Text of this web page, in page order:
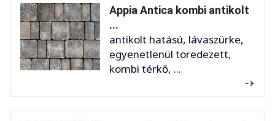
Appia Antica kombi antikolt
...
antikolt hatású, lávaszürke,
egyenetlenül töredezett,
kombi térkő, ...